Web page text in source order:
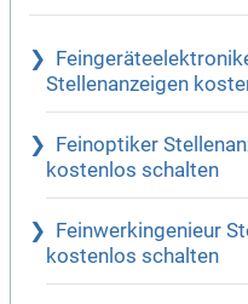
Stellenanzeigen
Feinoptiker
kostenlos schalten
Feinwerkingenieur
kostenlos schalten